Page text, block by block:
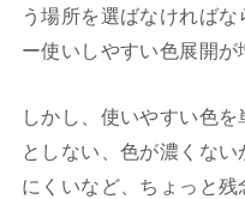
う場所を選ばなければ
ー使いしやすい色展開が
しかし、使いやすい色
としない、色が濃くな
にくいなど、ちょっと